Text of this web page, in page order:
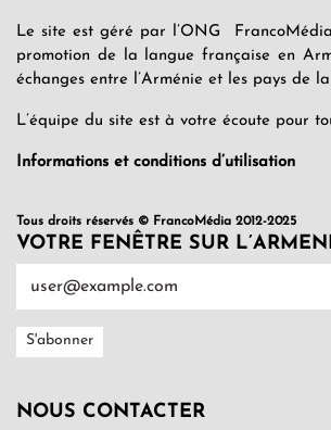
Le site est géré par l’ONG
promotion de la langue française en
échanges entre l’Arménie et les pays de
L’équipe du site est à votre écoute pour
Informations et conditions d’utilisation
Tous droits réservés © FrancoMédia 2012-2025
VOTRE FENÊTRE SUR
NOUS CONTACTER